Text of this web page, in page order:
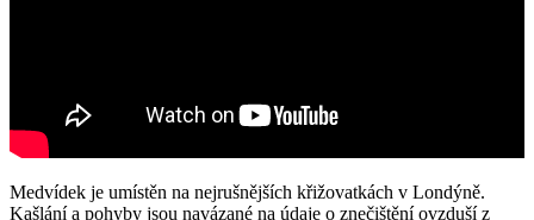
Medvídek je umístěn na nejrušnějších křižovatkách v Londýně.
Kašlání a pohyby jsou navázané na údaje o znečištění ovzduší z